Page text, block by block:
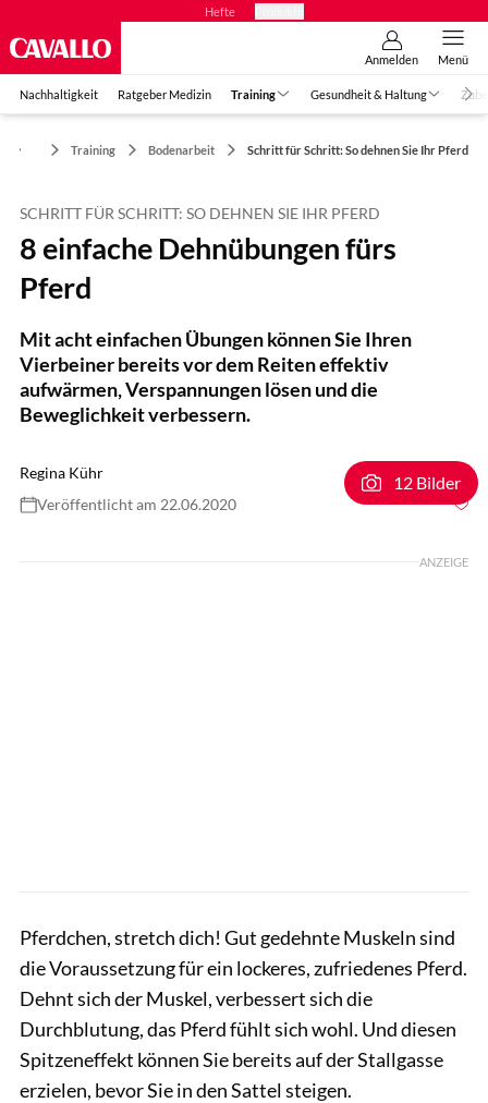
Hefte
Anmelden Menü
Nachhaltigkeit Ratgeber Medizin Training Gesundheit & Haltung
Training Bodenarbeit Schritt für Schritt: So dehnen Sie Ihr Pferd
SCHRITT FÜR SCHRITT: SO DEHNEN SIE IHR PFERD
8 einfache Dehnübungen fürs
Pferd
Mit acht einfachen Übungen können Sie Ihren
Vierbeiner bereits vor dem Reiten effektiv
aufwärmen, Verspannungen lösen und die
Beweglichkeit verbessern.
Regina Kühr
Veröffentlicht am 22.06.2020
12 Bilder
ANZEIGE
Pferdchen, stretch dich! Gut gedehnte Muskeln sind
die Voraussetzung für ein lockeres, zufriedenes Pferd.
Dehnt sich der Muskel, verbessert sich die
Durchblutung, das Pferd fühlt sich wohl. Und diesen
Spitzeneffekt können Sie bereits auf der Stallgasse
erzielen, bevor Sie in den Sattel steigen.